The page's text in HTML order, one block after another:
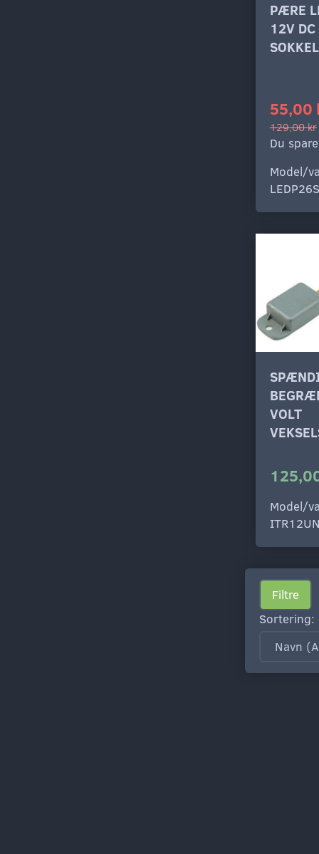
PÆRE
12V
55,00
129,00 kr
Du
Model/
VOLT
Model/
Filtre
Sortering: